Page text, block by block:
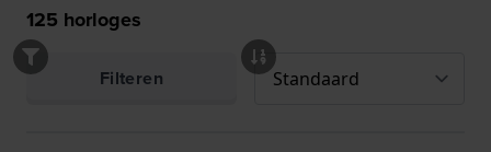
125 horloges
Filteren